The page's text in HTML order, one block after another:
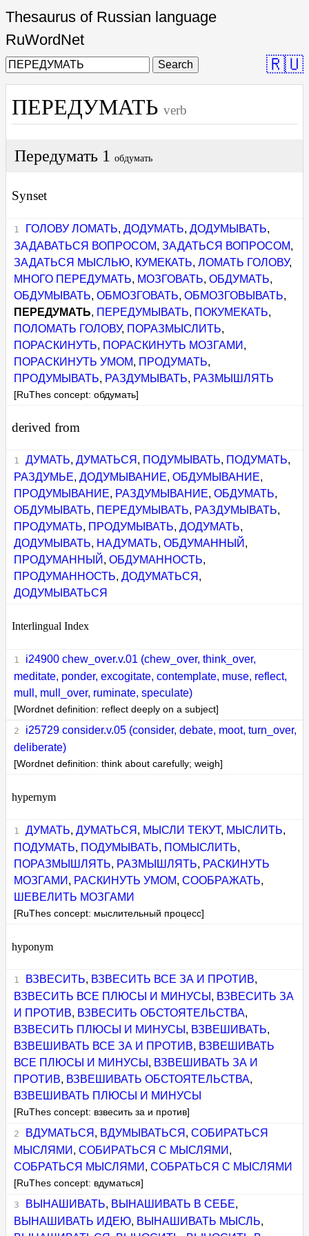
Thesaurus of Russian language
RuWordNet
Search 🇷🇺
ПЕРЕДУМАТЬ verb
Передумать 1 обдумать
Synset
ГОЛОВУ ЛОМАТЬ, ДОДУМАТЬ, ДОДУМЫВАТЬ,
ЗАДАВАТЬСЯ ВОПРОСОМ,ЗАДАТЬСЯ ВОПРОСОМ,
ЗАДАТЬСЯ МЫСЛЬЮ, КУМЕКАТЬ,ЛОМАТЬ ГОЛОВУ,
МНОГО ПЕРЕДУМАТЬ, МОЗГОВАТЬ,ОБДУМАТЬ,
ОБДУМЫВАТЬ,ОБМОЗГОВАТЬ,ОБМОЗГОВЫВАТЬ,
ПЕРЕДУМАТЬ, ПЕРЕДУМЫВАТЬ, ПОКУМЕКАТЬ,
ПОЛОМАТЬ ГОЛОВУ, ПОРАЗМЫСЛИТЬ,
ПОРАСКИНУТЬ, ПОРАСКИНУТЬ МОЗГАМИ ,
ПОРАСКИНУТЬ УМОМ, ПРОДУМАТЬ,
ПРОДУМЫВАТЬ, РАЗДУМЫВАТЬ, РАЗМЫШЛЯТЬ
[RuThes concept: обдумать]
derived from
ДУМАТЬ, ДУМАТЬСЯ , ПОДУМЫВАТЬ, ПОДУМАТЬ,
РАЗДУМЬЕ,ДОДУМЫВАНИЕ,ОБДУМЫВАНИЕ,
ПРОДУМЫВАНИЕ, РАЗДУМЫВАНИЕ,ОБДУМАТЬ,
ОБДУМЫВАТЬ, ПЕРЕДУМЫВАТЬ, РАЗДУМЫВАТЬ,
ПРОДУМАТЬ, ПРОДУМЫВАТЬ,ДОДУМАТЬ,
ДОДУМЫВАТЬ, НАДУМАТЬ,ОБДУМАННЫЙ ,
ПРОДУМАННЫЙ ,ОБДУМАННОСТЬ,
ПРОДУМАННОСТЬ,ДОДУМАТЬСЯ ,
ДОДУМЫВАТЬСЯ
Interlingual Index
i24900 chew_over.v.01 (chew_over, think_over,
meditate, ponder, excogitate, contemplate, muse, reflect,
mull, mull_over, ruminate, speculate)
[Wordnet definition: reflect deeply on a subject]
i25729 consider.v.05 (consider, debate, moot, turn_over,
deliberate)
[Wordnet definition: think about carefully; weigh]
hypernym
ДУМАТЬ, ДУМАТЬСЯ , МЫСЛИ ТЕКУТ, МЫСЛИТЬ,
ПОДУМАТЬ, ПОДУМЫВАТЬ, ПОМЫСЛИТЬ,
ПОРАЗМЫШЛЯТЬ, РАЗМЫШЛЯТЬ, РАСКИНУТЬ
МОЗГАМИ , РАСКИНУТЬ УМОМ,СООБРАЖАТЬ,
ШЕВЕЛИТЬ МОЗГАМИ
[RuThes concept: мыслительный процесс]
hyponym
ВЗВЕСИТЬ, ВЗВЕСИТЬ ВСЕ ЗА И ПРОТИВ,
ВЗВЕСИТЬ ВСЕ ПЛЮСЫ И МИНУСЫ , ВЗВЕСИТЬ ЗА
И ПРОТИВ, ВЗВЕСИТЬ ОБСТОЯТЕЛЬСТВА,
ВЗВЕСИТЬ ПЛЮСЫ И МИНУСЫ , ВЗВЕШИВАТЬ,
ВЗВЕШИВАТЬ ВСЕ ЗА И ПРОТИВ, ВЗВЕШИВАТЬ
ВСЕ ПЛЮСЫ И МИНУСЫ , ВЗВЕШИВАТЬ ЗА И
ПРОТИВ, ВЗВЕШИВАТЬ ОБСТОЯТЕЛЬСТВА,
ВЗВЕШИВАТЬ ПЛЮСЫ И МИНУСЫ
[RuThes concept: взвесить за и против]
ВДУМАТЬСЯ , ВДУМЫВАТЬСЯ , СОБИРАТЬСЯ
МЫСЛЯМИ ,СОБИРАТЬСЯ С МЫСЛЯМИ ,
СОБРАТЬСЯ МЫСЛЯМИ ,СОБРАТЬСЯ С МЫСЛЯМИ
[RuThes concept: вдуматься]
ВЫНАШИВАТЬ, ВЫНАШИВАТЬ В СЕБЕ,
ВЫНАШИВАТЬ ИДЕЮ, ВЫНАШИВАТЬ МЫСЛЬ,